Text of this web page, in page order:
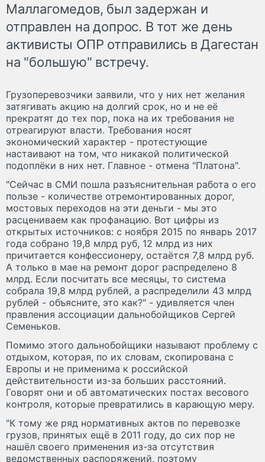
Маллагомедов, был задержан и
отправлен на допрос. В тот же день
активисты ОПР отправились в Дагестан
на "большую" встречу.
Грузоперевозчики заявили, что у них нет желания
затягивать акцию на долгий срок, но и не её
прекратят до тех пор, пока на их требования не
отреагируют власти. Требования носят
экономический характер - протестующие
настаивают на том, что никакой политической
подоплёки в них нет. Главное - отмена "Платона".
"Сейчас в СМИ пошла разъяснительная работа о его
пользе - количестве отремонтированных дорог,
мостовых переходов на эти деньги - мы это
расцениваем как профанацию. Вот цифры из
открытых источников: с ноября 2015 по январь 2017
года собрано 19,8 млрд руб, 12 млрд из них
причитается конфессионеру, остаётся 7,8 млрд руб.
А только в мае на ремонт дорог распределено 8
млрд. Если посчитать все месяцы, то система
собрала 19,8 млрд рублей, а распределили 43 млрд
рублей - объясните, это как?" - удивляется член
правления ассоциации дальнобойщиков Сергей
Семеньков.
Помимо этого дальнобойщики называют проблему с
отдыхом, которая, по их словам, скопирована с
Европы и не применима к российской
действительности из-за больших расстояний.
Говорят они и об автоматических постах весового
контроля, которые превратились в карающую меру.
"К тому же ряд нормативных актов по перевозке
грузов, принятых ещё в 2011 году, до сих пор не
нашёл своего применения из-за отсутствия
ведомственных распоряжений, поэтому